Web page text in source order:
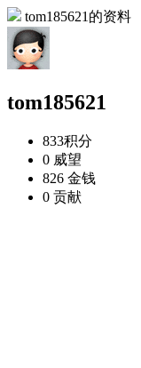
tom185621的资料
tom185621
833积分
0 威望
826 金钱
0 贡献